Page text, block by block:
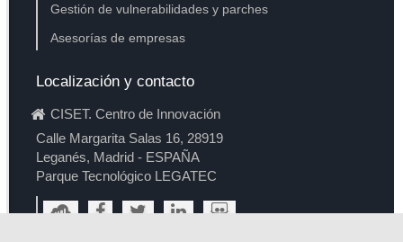
Gestión de vulnerabilidades y parches
Asesorías de empresas
Localización y contacto
CISET. Centro de Innovación
Calle Margarita Salas 16, 28919
Leganés, Madrid - ESPAÑA
Parque Tecnológico LEGATEC